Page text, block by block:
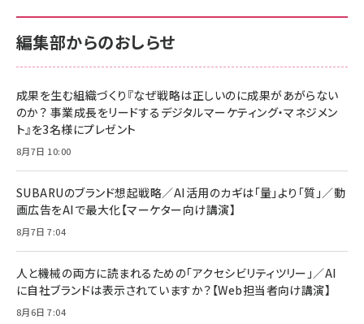
￥880
anan(アンアン)2026/06/24号 No.2500増刊
スペシャルエディション[王道エンタメの矜持／
￥1,100
anan(アンアン)2026/07/08号 No.2502[2026
￥880
ママ投資家が育休中に１億貯めた株式投資
組織の成果を最大化する ルールのデザイン
￥1,980
内サポート正規品 メーカー保証5年
KLMEA128G
NIMASO ガラスフィルム iPhone 17 用 保護フィ
すい ガイド枠付き いPhone17 (6.3インチ) 対応
2枚セット DSP25F1698
￥1,599
￥6,980
全ワイヤレスイヤホン/アクティブノイズキャンセリ
技術基準適合】ブラック
￥5,990
内サポート正規品 メーカー保証5年
KLMEA128G
Amazon eギフトカード - Amazonロゴ - クラ
￥5,000
Anker PowerLine III Flow USB-C & USB-C
Pro/Air 各種対応 (1.8m ミッドナイトブラック)
￥1,890
サッポロ 生ビール 黒ラベル 350ml 缶 24本 ビー
ル ケース買い【6/30応募〆切! 黒ラベルビヤセラー
編集部からのおしらせ
成果を生む組織づくり『なぜ戦略は正しいのに成果があがらない
のか？ 事業成長をリードするデジタルマーケティング・マネジメン
ト』を3名様にプレゼント
8月7日 10:00
SUBARUのブランド想起戦略／AI活用のカギは「量」より「質」／動
画広告をAIで最大化【マーケター向け講演】
8月7日 7:04
人と機械の両方に読まれるための「アクセシビリティツリー」／AI
に自社ブランドは表示されていますか？【Web担当者向け講演】
8月6日 7:04